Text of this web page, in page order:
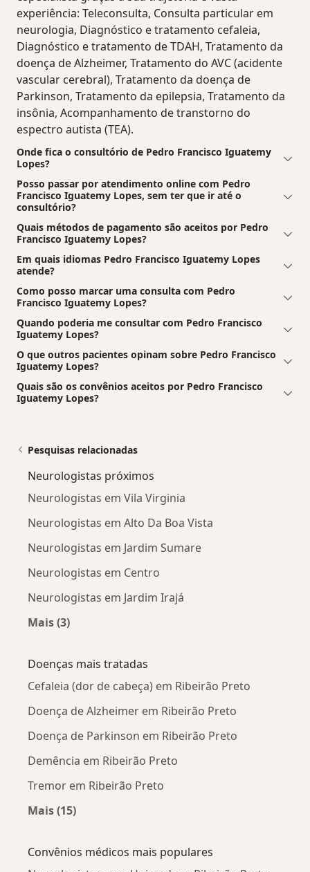
experiência: Teleconsulta, Consulta particular em
neurologia, Diagnóstico e tratamento cefaleia,
Diagnóstico e tratamento de TDAH, Tratamento da
doença de Alzheimer, Tratamento do AVC (acidente
vascular cerebral), Tratamento da doença de
Parkinson, Tratamento da epilepsia, Tratamento da
insônia, Acompanhamento de transtorno do
espectro autista (TEA).
Onde fica o consultório de Pedro Francisco Iguatemy
Lopes?
Posso passar por atendimento online com Pedro
Francisco Iguatemy Lopes, sem ter que ir até o
consultório?
Quais métodos de pagamento são aceitos por Pedro
Francisco Iguatemy Lopes?
Em quais idiomas Pedro Francisco Iguatemy Lopes
atende?
Como posso marcar uma consulta com Pedro
Francisco Iguatemy Lopes?
Quando poderia me consultar com Pedro Francisco
Iguatemy Lopes?
O que outros pacientes opinam sobre Pedro Francisco
Iguatemy Lopes?
Quais são os convênios aceitos por Pedro Francisco
Iguatemy Lopes?
Pesquisas relacionadas
Neurologistas próximos
Neurologistas em Vila Virginia
Neurologistas em Alto Da Boa Vista
Neurologistas em Jardim Sumare
Neurologistas em Centro
Neurologistas em Jardim Irajá
Mais (3)
Doenças mais tratadas
Cefaleia (dor de cabeça) em Ribeirão Preto
Doença de Alzheimer em Ribeirão Preto
Doença de Parkinson em Ribeirão Preto
Demência em Ribeirão Preto
Tremor em Ribeirão Preto
Mais (15)
Convênios médicos mais populares